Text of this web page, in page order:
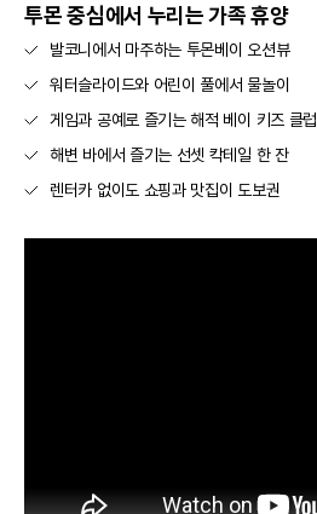
투몬 중심에서 누리는 가족 휴양
발코니에서 마주하는 투몬베이 오션뷰
워터슬라이드와 어린이 풀에서 물놀이
게임과 공예로 즐기는 해적 베이 키즈 클럽
해변 바에서 즐기는 선셋 칵테일 한 잔
렌터카 없이도 쇼핑과 맛집이 도보권